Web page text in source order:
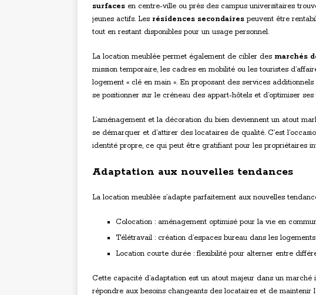
surfaces en centre-ville ou près des campus universitaires
jeunes actifs. Les résidences secondaires peuvent être
tout en restant disponibles pour un usage personnel.
La location meublée permet également de cibler des marchés
mission temporaire, les cadres en mobilité ou les touristes
logement « clé en main ». En proposant des services
se positionner sur le créneau des appart-hôtels et d’optimiser ses
L’aménagement et la décoration du bien deviennent un atout
se démarquer et d’attirer des locataires de qualité. C’est
identité propre, ce qui peut être gratifiant pour les propriétaires
Adaptation aux nouvelles tendances
La location meublée s’adapte parfaitement aux nouvelles
Colocation : aménagement optimisé pour la vie en
Télétravail : création d’espaces bureau dans les logements
Location courte durée : flexibilité pour alterner entre
Cette capacité d’adaptation est un atout majeur dans un
répondre aux besoins changeants des locataires et de maintenir